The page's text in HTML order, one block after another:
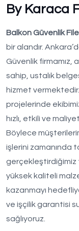
By Karaca
Balkon Güvenlik
bir alandır.
Güvenlik firmamız,
sahip, ustalık
hizmet
projelerinde
hızlı, etkili ve
Böylece
işlerini zamanında
gerçekleştirdiğimiz
yüksek kaliteli
kazanmayı
ve işçilik garantisi
sağlıyoruz.